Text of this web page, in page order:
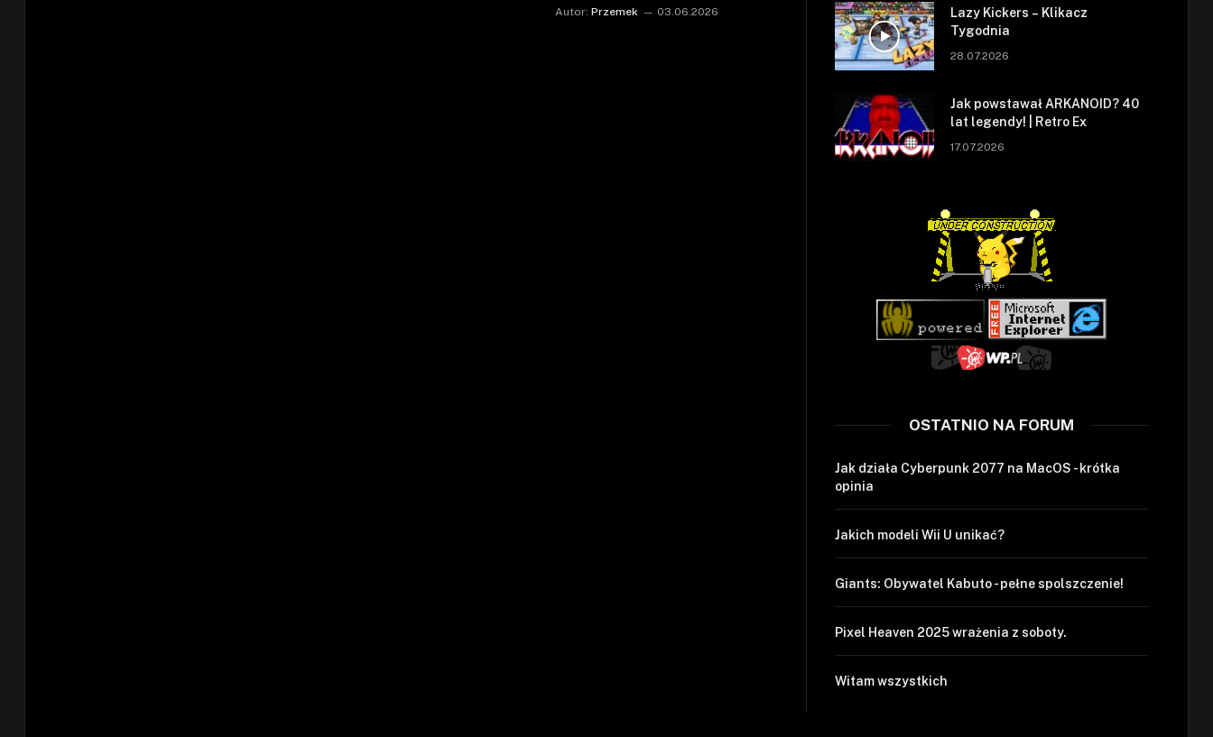
Autor: Przemek 03.06.2026
Lazy Kickers – Klikacz
Tygodnia
28.07.2026
Jak powstawał ARKANOID? 40
lat legendy! | Retro Ex
17.07.2026
OSTATNIO NA FORUM
Jak działa Cyberpunk 2077 na MacOS - krótka
opinia
Jakich modeli Wii U unikać?
Giants: Obywatel Kabuto - pełne spolszczenie!
Pixel Heaven 2025 wrażenia z soboty.
Witam wszystkich